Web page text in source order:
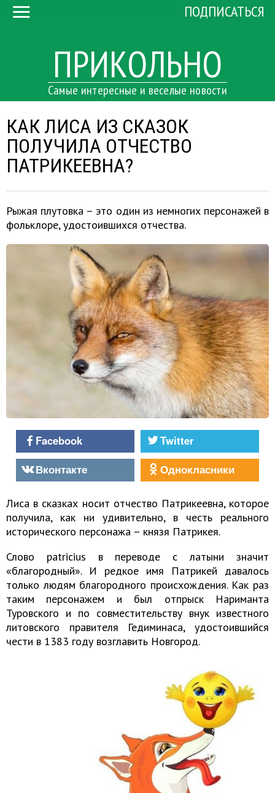
ПРИКОЛЬНО
Самые интересные и веселые новости
ПОДПИСАТЬСЯ
КАК ЛИСА ИЗ СКАЗОК
ПОЛУЧИЛА ОТЧЕСТВО
ПАТРИКЕЕВНА?
Рыжая плутовка – это один из немногих персонажей в
фольклоре, удостоившихся отчества.
Facebook
Twitter
Вконтакте
Однокласники
Лиса в сказках носит отчество Патрикеевна, которое
получила, как ни удивительно, в честь реального
исторического персонажа – князя Патрикея.
Слово patricius в переводе с латыни значит
«благородный». И редкое имя Патрикей давалось
только людям благородного происхождения. Как раз
таким персонажем и был отпрыск Нариманта
Туровского и по совместительству внук известного
литовского правителя Гедиминаса, удостоившийся
чести в 1383 году возглавить Новгород.